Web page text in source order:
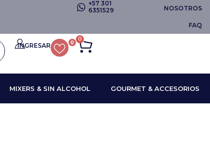
+57 301
6351529
NOSOTROS
FAQ
INGRESAR 0 0
MIXERS & SIN ALCOHOL GOURMET & ACCESORIOS